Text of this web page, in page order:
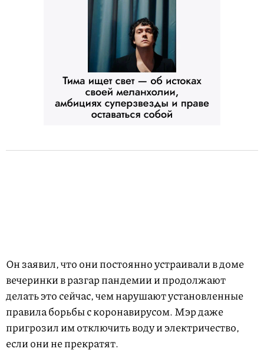
Он заявил, что они постоянно устраивали в доме
вечеринки в разгар пандемии и продолжают
делать это сейчас, чем нарушают установленные
правила борьбы с коронавирусом. Мэр даже
пригрозил им отключить воду и электричество,
если они не прекратят.